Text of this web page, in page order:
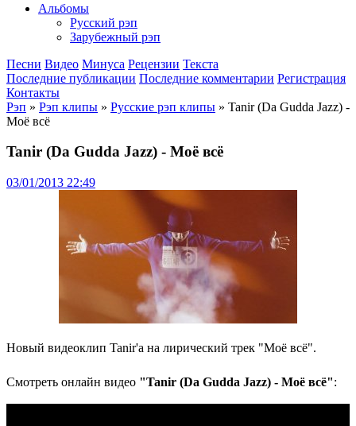
Альбомы
Русский рэп
Зарубежный рэп
Песни Видео Минуса Рецензии Текста
Последние публикации Последние комментарии Регистрация
Контакты
Рэп » Рэп клипы » Русские рэп клипы » Tanir (Da Gudda Jazz) -
Моё всё
Tanir (Da Gudda Jazz) - Моё всё
03/01/2013 22:49
Новый видеоклип Tanir'a на лирический трек "Моё всё".
Смотреть онлайн видео "Tanir (Da Gudda Jazz) - Моё всё":